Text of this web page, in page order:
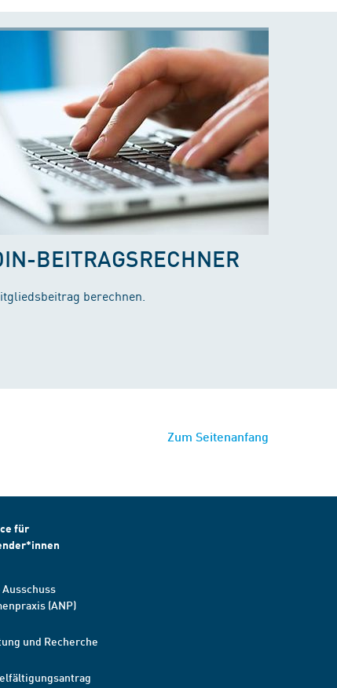
BEITRAGSRECHNER
berechnen.
Zum Seitenanfang
für
Ausschuss
(ANP)
und Recherche